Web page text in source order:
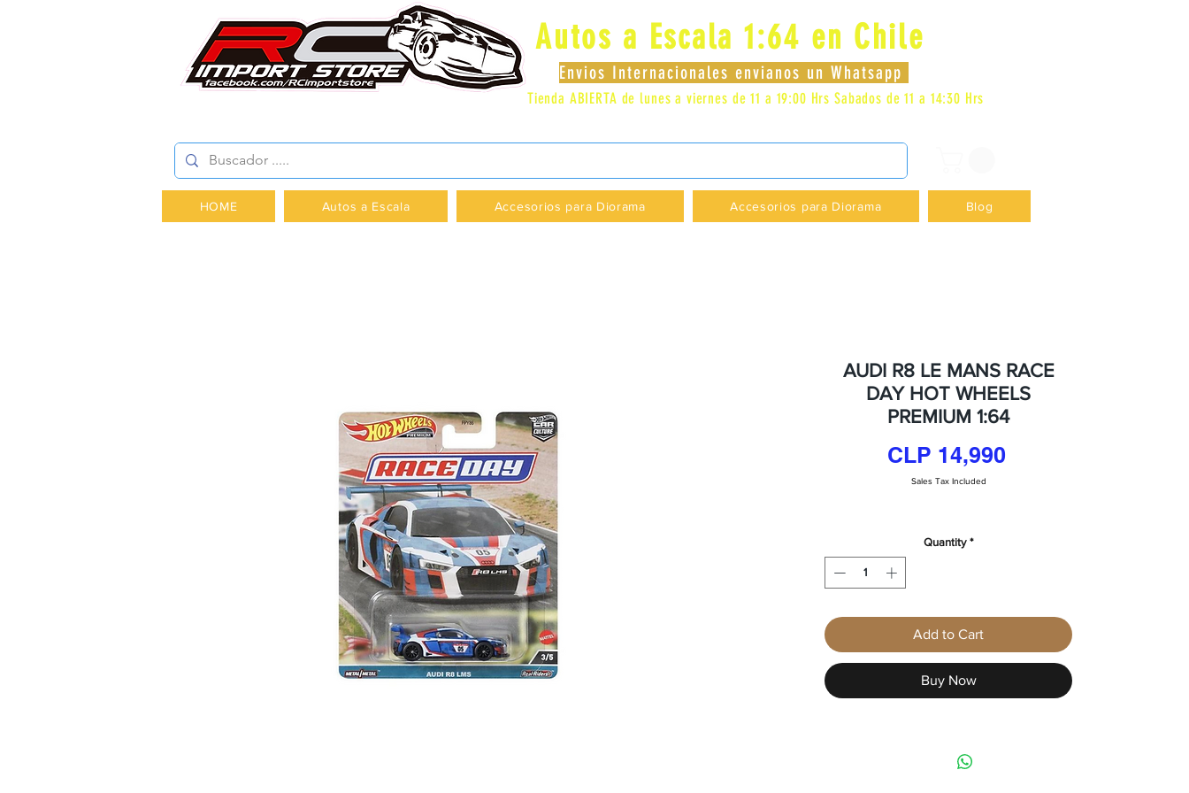
Autos a Escala 1:64 en Chile
Envios Internacionales envianos un Whatsapp
Tienda ABIERTA de lunes a viernes de 11 a 19:00 Hrs Sabados de 11 a 14:30 Hrs
HOME Autos a Escala Accesorios para Diorama Accesorios para Diorama Blog
AUDI R8 LE MANS RACE
DAY HOT WHEELS
PREMIUM 1:64
CLP 14,990Price
Sales Tax Included
Quantity *
Add to Cart
Buy Now